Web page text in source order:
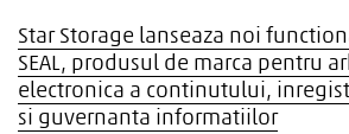
Star Storage lanseaza noi
SEAL, produsul de marca pentru
electronica a continutului,
si guvernanta informatiilor